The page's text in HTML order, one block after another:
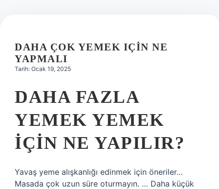
Hakkımızda
DAHA ÇOK YEMEK IÇIN NE
YAPMALI
Tarih: Ocak 19, 2025
DAHA FAZLA
YEMEK YEMEK
IÇIN NE YAPILIR?
Yavaş yeme alışkanlığı edinmek için öneriler…
Masada çok uzun süre oturmayın. … Daha küçük